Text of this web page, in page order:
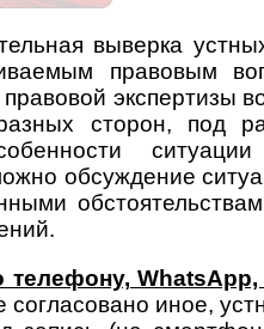
выверка
правовым
экспертизы
сторон, под
обсуждение
телефону,
иное,